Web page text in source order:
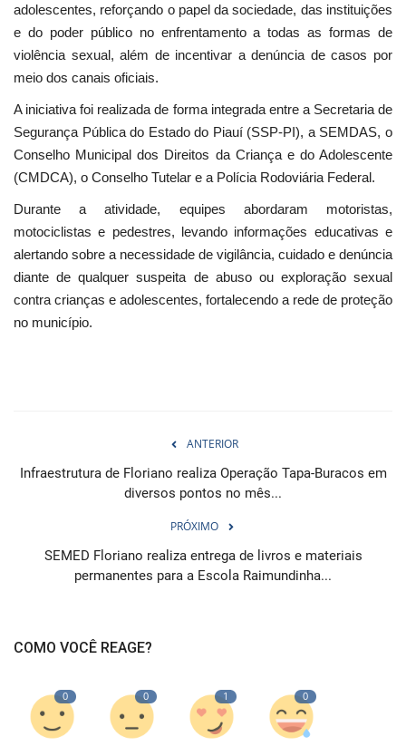
adolescentes, reforçando o papel da sociedade, das instituições
e do poder público no enfrentamento a todas as formas de
violência sexual, além de incentivar a denúncia de casos por
meio dos canais oficiais.
A iniciativa foi realizada de forma integrada entre a Secretaria de
Segurança Pública do Estado do Piauí (SSP-PI), a SEMDAS, o
Conselho Municipal dos Direitos da Criança e do Adolescente
(CMDCA), o Conselho Tutelar e a Polícia Rodoviária Federal.
Durante a atividade, equipes abordaram motoristas,
motociclistas e pedestres, levando informações educativas e
alertando sobre a necessidade de vigilância, cuidado e denúncia
diante de qualquer suspeita de abuso ou exploração sexual
contra crianças e adolescentes, fortalecendo a rede de proteção
no município.
ANTERIOR
Infraestrutura de Floriano realiza Operação Tapa-Buracos em
diversos pontos no mês...
PRÓXIMO
SEMED Floriano realiza entrega de livros e materiais
permanentes para a Escola Raimundinha...
COMO VOCÊ REAGE?
0 0 1 0